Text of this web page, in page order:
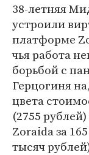
38-летняя
устроили
платформе
чья работа
борьбой с
Герцогиня
цвета
(2755
Zoraida за
тысяч